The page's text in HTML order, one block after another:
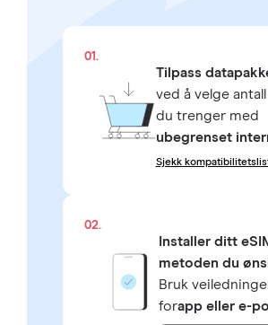
01.
Tilpass
ved å velge
du trenger med
ubegrenset
Sjekk
02.
Installer ditt
metoden du
Bruk
forapp eller e-